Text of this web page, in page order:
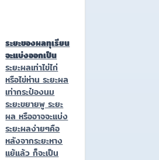
ระยะของผลทุเรียน
จะแบ่งออกเป็น
ระยะผลเท่าไข่ไก่
หรือไข่ห่าน ระยะผล
เท่ากระป๋องนม
ระยะขยายพู ระยะ
ผล หรืออาจจะแบ่ง
ระยะผลง่ายๆคือ
หลังจากระยะหาง
แย้แล้ว ก็จะเป็น